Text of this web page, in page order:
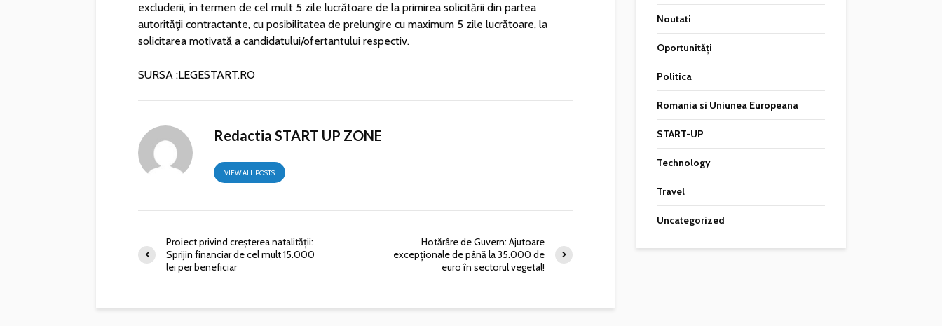
excluderii, în termen de cel mult 5 zile lucrătoare de la primirea solicitării din partea
autorităţii contractante, cu posibilitatea de prelungire cu maximum 5 zile lucrătoare, la
solicitarea motivată a candidatului/ofertantului respectiv.
SURSA :LEGESTART.RO
Redactia START UP ZONE
VIEW ALL POSTS
Proiect privind creșterea natalității:
Sprijin financiar de cel mult 15.000
lei per beneficiar
Hotărâre de Guvern: Ajutoare
excepționale de până la 35.000 de
euro în sectorul vegetal!
Noutati
Oportunități
Politica
Romania si Uniunea Europeana
START-UP
Technology
Travel
Uncategorized